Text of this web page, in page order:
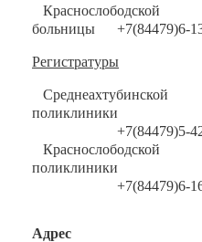
Краснослободской
больницы
+7(84479)6-
Регистратуры
Среднеахтубинской
поликлиники
+7(84479)5-
Краснослободской
поликлиники
+7(84479)6-
Адрес